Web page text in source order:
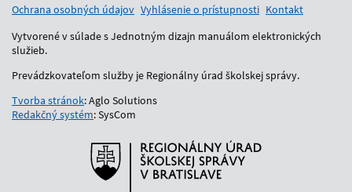
Ochrana osobných údajov Vyhlásenie o prístupnosti Kontakt
Vytvorené v súlade s Jednotným dizajn manuálom elektronických
služieb.
Prevádzkovateľom služby je Regionálny úrad školskej správy.
Tvorba stránok: Aglo Solutions
Redakčný systém: SysCom